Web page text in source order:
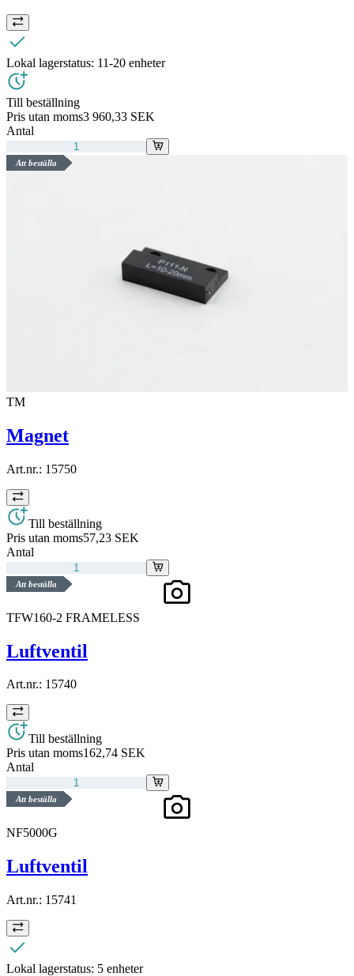
Lokal lagerstatus: 11-20 enheter
Till beställning
Pris utan moms3 960,33 SEK
Antal
Att beställa
TM
Magnet
Art.nr.: 15750
Till beställning
Pris utan moms57,23 SEK
Antal
Att beställa
TFW160-2 FRAMELESS
Luftventil
Art.nr.: 15740
Till beställning
Pris utan moms162,74 SEK
Antal
Att beställa
NF5000G
Luftventil
Art.nr.: 15741
Lokal lagerstatus: 5 enheter